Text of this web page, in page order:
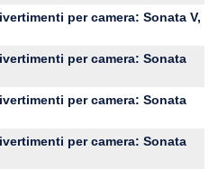
per camera: Sonata V,
per camera: Sonata
per camera: Sonata
per camera: Sonata